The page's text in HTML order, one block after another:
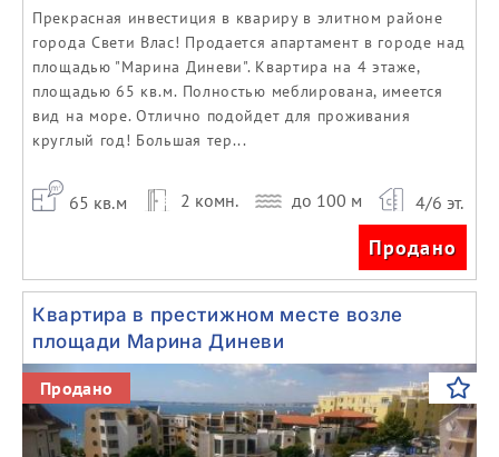
Прекрасная инвестиция в квариру в элитном районе
города Свети Влас! Продается апартамент в городе над
площадью "Марина Диневи". Квартира на 4 этаже,
площадью 65 кв.м. Полностью меблирована, имеется
вид на море. Отлично подойдет для проживания
круглый год! Большая тер...
65 кв.м 2 комн. до 100 м 4/6 эт.
Продано
Квартира в престижном месте возле
площади Марина Диневи
Previous Next
Продано